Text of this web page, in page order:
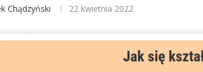
Chądzyński 22 kwietnia 2022